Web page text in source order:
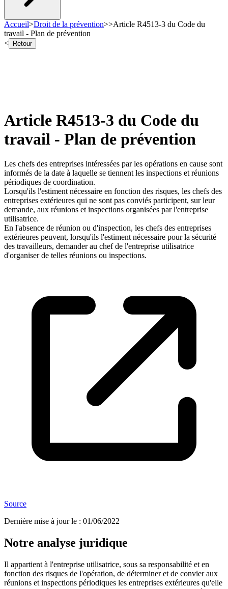
Accueil>Droit de la prévention>>Article R4513-3 du Code du
travail - Plan de prévention
<
Retour
Article R4513-3 du Code du
travail - Plan de prévention
Les chefs des entreprises intéressées par les opérations en cause sont
informés de la date à laquelle se tiennent les inspections et réunions
périodiques de coordination.
Lorsqu'ils l'estiment nécessaire en fonction des risques, les chefs des
entreprises extérieures qui ne sont pas conviés participent, sur leur
demande, aux réunions et inspections organisées par l'entreprise
utilisatrice.
En l'absence de réunion ou d'inspection, les chefs des entreprises
extérieures peuvent, lorsqu'ils l'estiment nécessaire pour la sécurité
des travailleurs, demander au chef de l'entreprise utilisatrice
d'organiser de telles réunions ou inspections.
Source
Dernière mise à jour le : 01/06/2022
Notre analyse juridique
Il appartient à l'entreprise utilisatrice, sous sa responsabilité et en
fonction des risques de l'opération, de déterminer et de convier aux
réunions et inspections périodiques les entreprises extérieures qu'elle